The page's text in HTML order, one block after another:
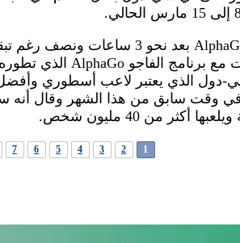
1
2
3
4
5
6
7